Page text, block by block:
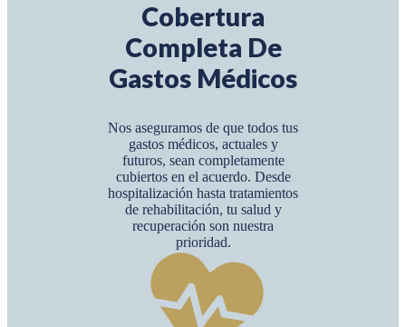
Cobertura
Completa De
Gastos Médicos
Nos aseguramos de que todos tus
gastos médicos, actuales y
futuros, sean completamente
cubiertos en el acuerdo. Desde
hospitalización hasta tratamientos
de rehabilitación, tu salud y
recuperación son nuestra
prioridad.